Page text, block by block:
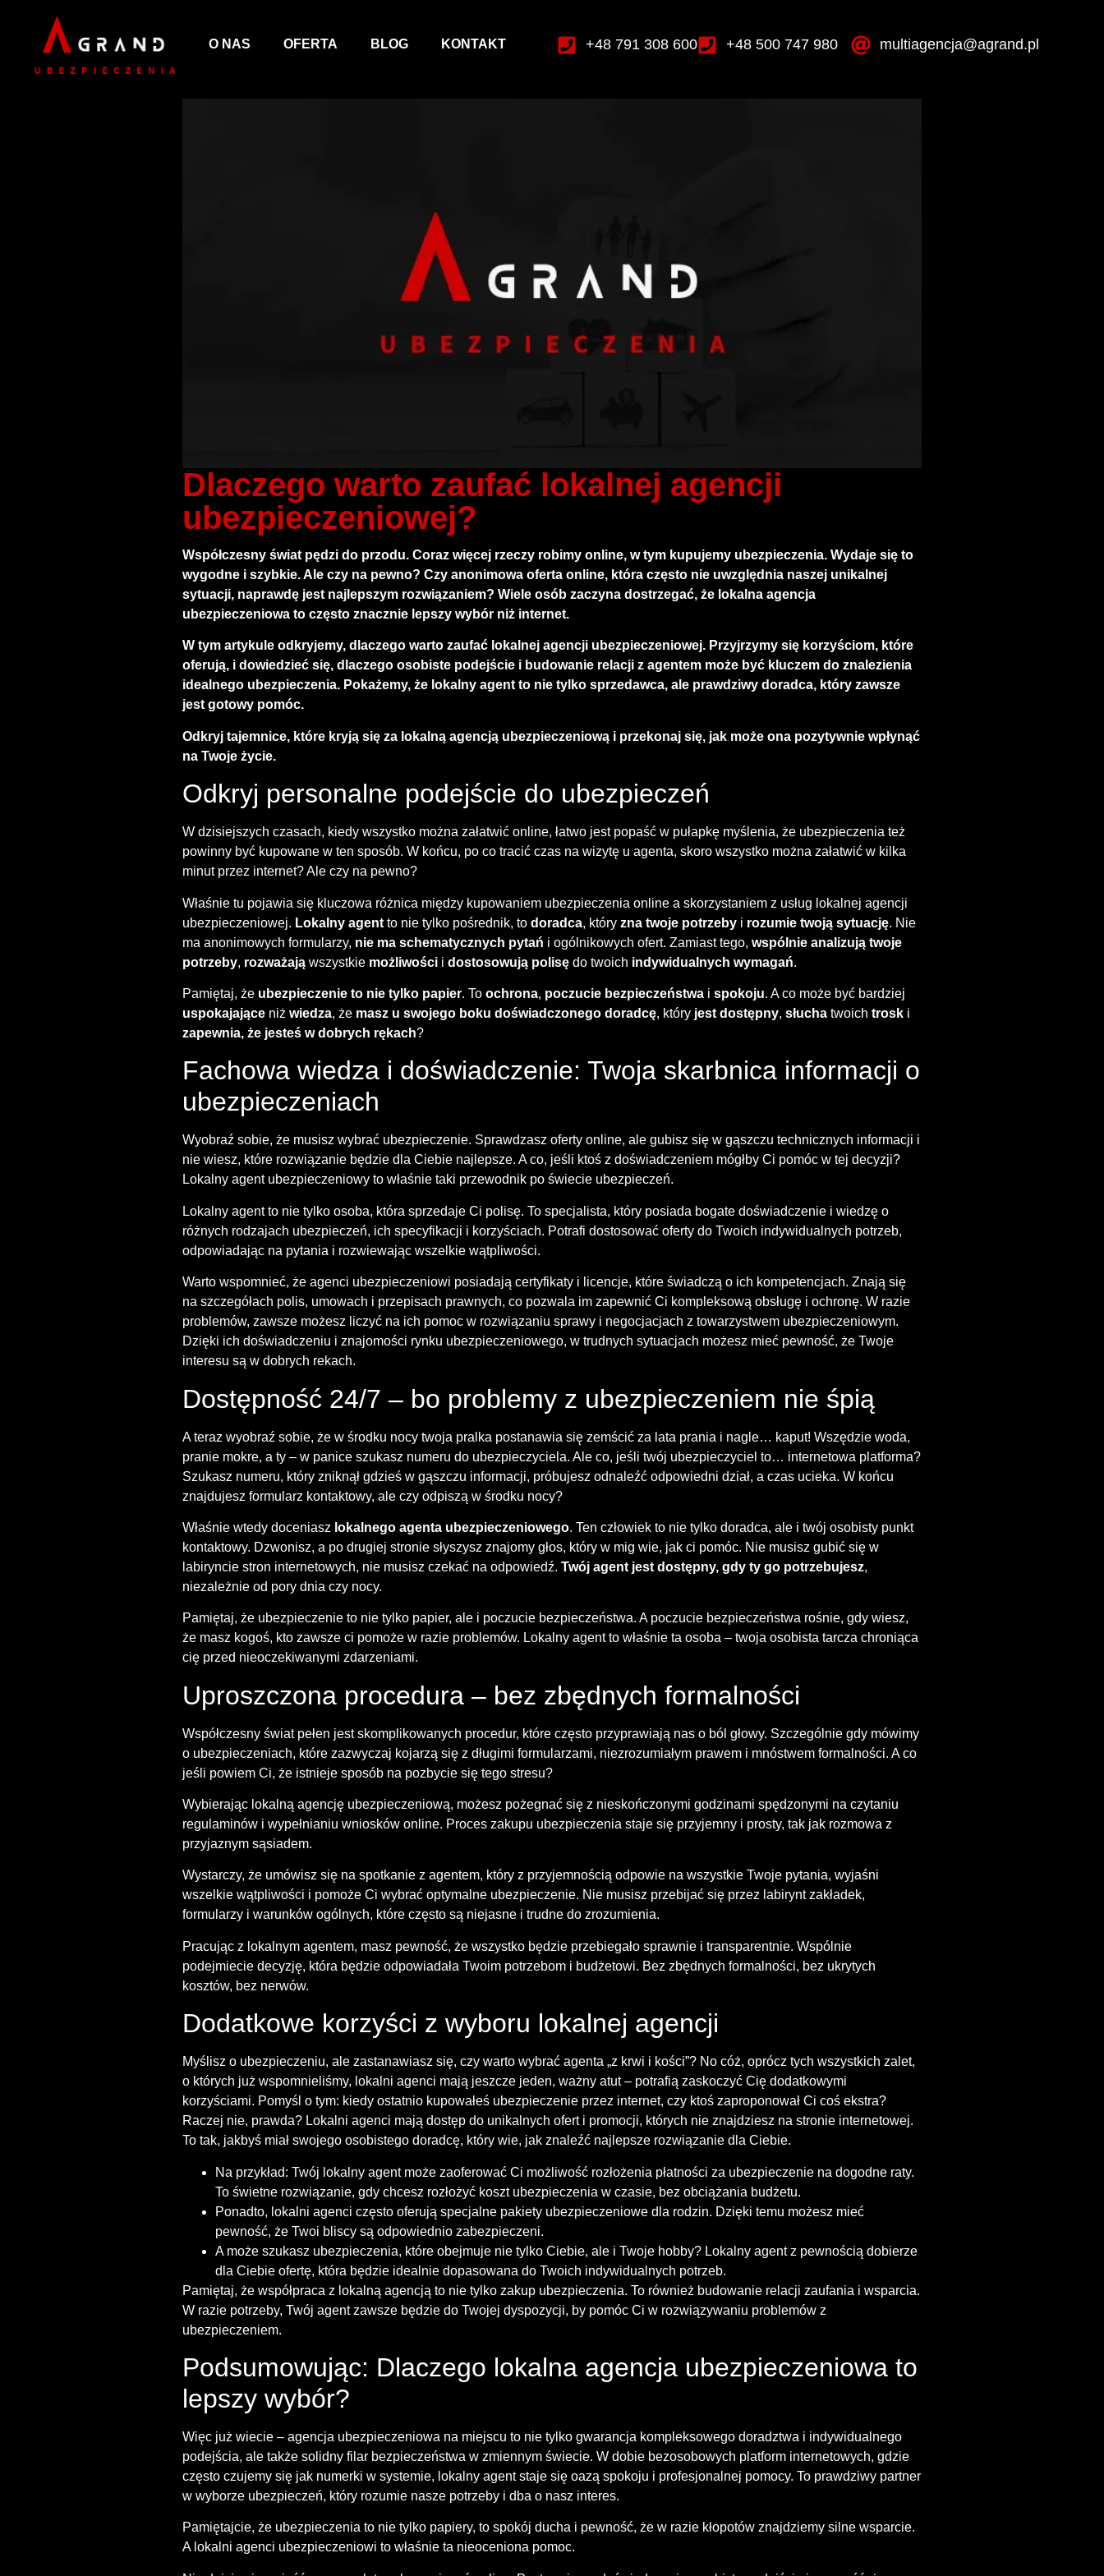
O NAS OFERTA BLOG KONTAKT +48 791 308 600 +48 500 747 980 multiagencja@agrand.pl
Dlaczego warto zaufać lokalnej agencji
ubezpieczeniowej?
Współczesny świat pędzi do przodu. Coraz więcej rzeczy robimy online, w tym kupujemy ubezpieczenia. Wydaje się to
wygodne i szybkie. Ale czy na pewno? Czy anonimowa oferta online, która często nie uwzględnia naszej unikalnej
sytuacji, naprawdę jest najlepszym rozwiązaniem? Wiele osób zaczyna dostrzegać, że lokalna agencja
ubezpieczeniowa to często znacznie lepszy wybór niż internet.
W tym artykule odkryjemy, dlaczego warto zaufać lokalnej agencji ubezpieczeniowej. Przyjrzymy się korzyściom, które
oferują, i dowiedzieć się, dlaczego osobiste podejście i budowanie relacji z agentem może być kluczem do znalezienia
idealnego ubezpieczenia. Pokażemy, że lokalny agentto nie tylko sprzedawca, ale prawdziwy doradca, który zawsze
jest gotowy pomóc.
Odkryj tajemnice, które kryją się za lokalną agencją ubezpieczeniową i przekonaj się, jak może ona pozytywnie wpłynąć
na Twoje życie.
Odkryj personalne podejście do ubezpieczeń
W dzisiejszych czasach, kiedy wszystko można załatwić online, łatwo jest popaść w pułapkę myślenia, że ​​ubezpieczenia też
powinny być kupowane w ten sposób. W końcu, po co tracić czas na wizytę u agenta, skoro wszystko można załatwić w kilka
minut przez internet? Ale czy na pewno?
Właśnie tu pojawia się kluczowa różnica między kupowaniem ubezpieczenia online a skorzystaniem z usług lokalnej agencji
ubezpieczeniowej. Lokalny agent to nie tylko pośrednik, to doradca, który zna twoje potrzeby i rozumie twoją sytuację. Nie
ma anonimowych formularzy, nie ma schematycznych pytań i ogólnikowych ofert. Zamiast tego, wspólnie analizują twoje
potrzeby, rozważają wszystkie możliwości i dostosowują polisę do twoich indywidualnych wymagań.
Pamiętaj, że ubezpieczenie to nie tylko papier. To ochrona, poczucie bezpieczeństwa i spokoju. A co może być bardziej
uspokajające niż wiedza, że masz u swojego boku doświadczonego doradcę, który jest dostępny, słucha twoich trosk i
zapewnia, że ​​jesteś w dobrych rękach?
Fachowa wiedza i doświadczenie: Twoja skarbnica informacji o
ubezpieczeniach
Wyobraź sobie, że musisz wybrać ubezpieczenie. Sprawdzasz oferty online, ale gubisz się w gąszczu technicznych informacji i
nie wiesz, które rozwiązanie będzie dla Ciebie najlepsze. A co, jeśli ktoś z doświadczeniem mógłby Ci pomóc w tej decyzji?
Lokalny agent ubezpieczeniowy to właśnie taki przewodnik po świecie ubezpieczeń.
Lokalny agent to nie tylko osoba, która sprzedaje Ci polisę. To specjalista, który posiada bogate doświadczenie i wiedzę o
różnych rodzajach ubezpieczeń, ich specyfikacji i korzyściach. Potrafi dostosować oferty do Twoich indywidualnych potrzeb,
odpowiadając na pytania i rozwiewając wszelkie wątpliwości.
Warto wspomnieć, że agenci ubezpieczeniowi posiadają certyfikaty i licencje, które świadczą o ich kompetencjach. Znają się
na szczegółach polis, umowach i przepisach prawnych, co pozwala im zapewnić Ci kompleksową obsługę i ochronę. W razie
problemów, zawsze możesz liczyć na ich pomoc w rozwiązaniu sprawy i negocjacjach z towarzystwem ubezpieczeniowym.
Dzięki ich doświadczeniu i znajomości rynku ubezpieczeniowego, w trudnych sytuacjach możesz mieć pewność, że Twoje
interesu są w dobrych rekach.
Dostępność 24/7 – bo problemy z ubezpieczeniem nie śpią
A teraz wyobraź sobie, że w środku nocy twoja pralka postanawia się zemścić za lata prania i nagle… kaput! Wszędzie woda,
pranie mokre, a ty – w panice szukasz numeru do ubezpieczyciela. Ale co, jeśli twój ubezpieczyciel to… internetowa platforma?
Szukasz numeru, który zniknął gdzieś w gąszczu informacji, próbujesz odnaleźć odpowiedni dział, a czas ucieka. W końcu
znajdujesz formularz kontaktowy, ale czy odpiszą w środku nocy?
Właśnie wtedy doceniasz lokalnego agenta ubezpieczeniowego. Ten człowiek to nie tylko doradca, ale i twój osobisty punkt
kontaktowy. Dzwonisz, a po drugiej stronie słyszysz znajomy głos, który w mig wie, jak ci pomóc. Nie musisz gubić się w
labiryncie stron internetowych, nie musisz czekać na odpowiedź. Twój agent jest dostępny, gdy ty go potrzebujesz,
niezależnie od pory dnia czy nocy.
Pamiętaj, że ubezpieczenie to nie tylko papier, ale i poczucie bezpieczeństwa. A poczucie bezpieczeństwa rośnie, gdy wiesz,
że masz kogoś, kto zawsze ci pomoże w razie problemów. Lokalny agent to właśnie ta osoba – twoja osobista tarcza chroniąca
cię przed nieoczekiwanymi zdarzeniami.
Uproszczona procedura – bez zbędnych formalności
Współczesny świat pełen jest skomplikowanych procedur, które często przyprawiają nas o ból głowy. Szczególnie gdy mówimy
o ubezpieczeniach, które zazwyczaj kojarzą się z długimi formularzami, niezrozumiałym prawem i mnóstwem formalności. A co
jeśli powiem Ci, że istnieje sposób na pozbycie się tego stresu?
Wybierając lokalną agencję ubezpieczeniową, możesz pożegnać się z nieskończonymi godzinami spędzonymi na czytaniu
regulaminów i wypełnianiu wniosków online. Proces zakupu ubezpieczenia staje się przyjemny i prosty, tak jak rozmowa z
przyjaznym sąsiadem.
Wystarczy, że umówisz się na spotkanie z agentem, który z przyjemnością odpowie na wszystkie Twoje pytania, wyjaśni
wszelkie wątpliwości i pomoże Ci wybrać optymalne ubezpieczenie. Nie musisz przebijać się przez labirynt zakładek,
formularzy i warunków ogólnych, które często są niejasne i trudne do zrozumienia.
Pracując z lokalnym agentem, masz pewność, że wszystko będzie przebiegało sprawnie i transparentnie. Wspólnie
podejmiecie decyzję, która będzie odpowiadała Twoim potrzebom i budżetowi. Bez zbędnych formalności, bez ukrytych
kosztów, bez nerwów.
Dodatkowe korzyści z wyboru lokalnej agencji
Myślisz o ubezpieczeniu, ale zastanawiasz się, czy warto wybrać agenta „z krwi i kości”? No cóż, oprócz tych wszystkich zalet,
o których już wspomnieliśmy, lokalni agenci mają jeszcze jeden, ważny atut – potrafią zaskoczyć Cię dodatkowymi
korzyściami. Pomyśl o tym: kiedy ostatnio kupowałeś ubezpieczenie przez internet, czy ktoś zaproponował Ci coś ekstra?
Raczej nie, prawda? Lokalni agenci mają dostęp do unikalnych ofert i promocji, których nie znajdziesz na stronie internetowej.
To tak, jakbyś miał swojego osobistego doradcę, który wie, jak znaleźć najlepsze rozwiązanie dla Ciebie.
Na przykład: Twój lokalny agent może zaoferować Ci możliwość rozłożenia płatności za ubezpieczenie na dogodne raty.
To świetne rozwiązanie, gdy chcesz rozłożyć koszt ubezpieczenia w czasie, bez obciążania budżetu.
Ponadto, lokalni agenci często oferują specjalne pakiety ubezpieczeniowe dla rodzin. Dzięki temu możesz mieć
pewność, że Twoi bliscy są odpowiednio zabezpieczeni.
A może szukasz ubezpieczenia, które obejmuje nie tylko Ciebie, ale i Twoje hobby? Lokalny agent z pewnością dobierze
dla Ciebie ofertę, która będzie idealnie dopasowana do Twoich indywidualnych potrzeb.
Pamiętaj, że współpraca z lokalną agencją to nie tylko zakup ubezpieczenia. To również budowanie relacji zaufania i wsparcia.
W razie potrzeby, Twój agent zawsze będzie do Twojej dyspozycji, by pomóc Ci w rozwiązywaniu problemów z
ubezpieczeniem.
Podsumowując: Dlaczego lokalna agencja ubezpieczeniowa to
lepszy wybór?
Więc już wiecie – agencja ubezpieczeniowa na miejscu to nie tylko gwarancja kompleksowego doradztwa i indywidualnego
podejścia, ale także solidny filar bezpieczeństwa w zmiennym świecie. W dobie bezosobowych platform internetowych, gdzie
często czujemy się jak numerki w systemie, lokalny agent staje się oazą spokoju i profesjonalnej pomocy. To prawdziwy partner
w wyborze ubezpieczeń, który rozumie nasze potrzeby i dba o nasz interes.
Pamiętajcie, że ubezpieczenia to nie tylko papiery, to spokój ducha i pewność, że w razie kłopotów znajdziemy silne wsparcie.
A lokalni agenci ubezpieczeniowi to właśnie ta nieoceniona pomoc.